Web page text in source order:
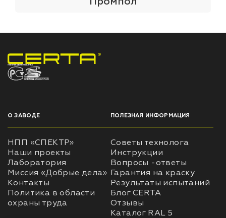
НПП «СПЕКТР» ЗАВОД ЛАКОКРАСОЧНЫХ МАТЕРИАЛОВ
О ЗАВОДЕ
НПП «СПЕКТР»
Наши проекты
Лаборатория
Миссия «Добрые дела»
Контакты
Политика в области
ПОЛЕЗНАЯ ИНФОРМАЦИЯ
Советы технолога
Инструкции
Вопросы -ответы
Гарантия на краску
Результаты испытаний
Блог CERTA
Отзывы
Каталог RAL 5